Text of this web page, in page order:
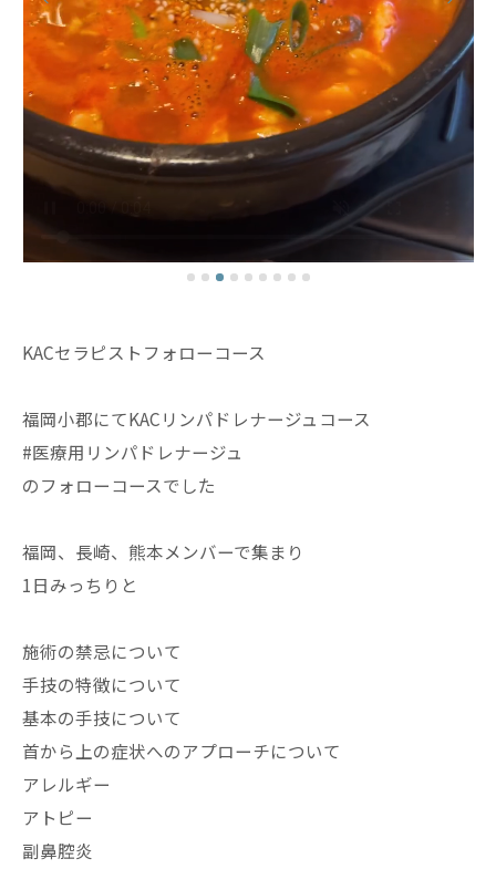
KACセラピストフォローコース
福岡小郡にてKACリンパドレナージュコース
#医療用リンパドレナージュ
のフォローコースでした
福岡、長崎、熊本メンバーで集まり
1日みっちりと
施術の禁忌について
手技の特徴について
基本の手技について
首から上の症状へのアプローチについて
アレルギー
アトピー
副鼻腔炎